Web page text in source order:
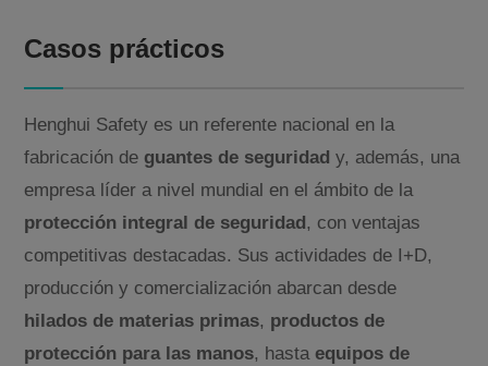
Casos prácticos
Henghui Safety es un referente nacional en la
fabricación de guantes de seguridad y, además, una
empresa líder a nivel mundial en el ámbito de la
protección integral de seguridad , con ventajas
competitivas destacadas. Sus actividades de I+D,
producción y comercialización abarcan desde
hilados de materias primas, productos de
protección para las manos, hastaequipos de